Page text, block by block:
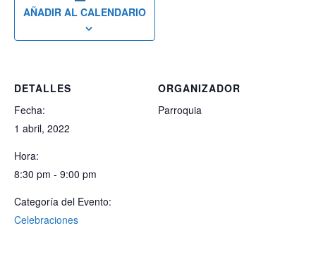
AÑADIR AL CALENDARIO
DETALLES
Fecha:
1 abril, 2022
Hora:
8:30 pm - 9:00 pm
Categoría del Evento:
Celebraciones
ORGANIZADOR
Parroquia